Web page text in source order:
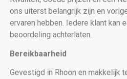
ons uiterst belangrijk zijn en
ervaren hebben. Iedere klant kan
beoordeling achterlaten.
Bereikbaarheid
Gevestigd in Rhoon en makkelijk